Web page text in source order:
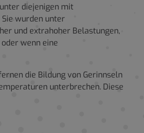
diejenigen mit
wurden unter
und extrahoher Belastungen,
wenn eine
die Bildung von Gerinnseln
unterbrechen. Diese